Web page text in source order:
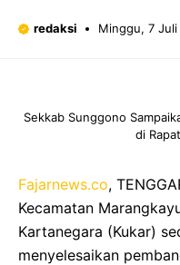
redaksi Minggu, 7
Sekkab Sunggono
di
Fajarnews.co,
Kecamatan
Kartanegara (Kukar)
menyelesaikan